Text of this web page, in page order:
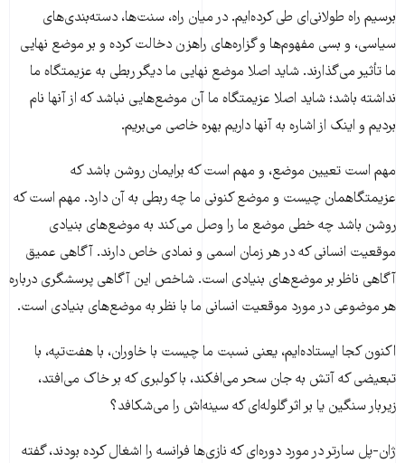
برسیم راه طولانی‌ای طی کرده‌ایم. در میان راه، سنت‌ها، دسته‌بندی‌های
سیاسی، و بسی مفهوم‌ها و گزاره‌های راهزن دخالت کرده و بر موضع نهایی
ما تأثیر می‌گذارند. شاید اصلا موضع نهایی ما دیگر ربطی به عزیمتگاه ما
نداشته باشد؛ شاید اصلا عزیمتگاه ما آن موضع‌هایی نباشد که از آنها نام
بردیم و اینک از اشاره به آنها داریم بهره خاصی می‌بریم.
مهم است تعیین موضع، و مهم است که برایمان روشن باشد که
عزیمتگاهمان چیست و موضع کنونی ما چه ربطی به آن دارد. مهم است که
روشن باشد چه خطی موضع ما را وصل می‌کند به موضع‌های بنیادی
موقعیت انسانی که در هر زمان اسمی و نمادی خاص دارند. آگاهی عمیق
آگاهی ناظر بر موضع‌های بنیادی است. شاخص این آگاهی پرسشگری درباره
هر موضوعی در مورد موقعیت انسانی ما با نظر به موضع‌های بنیادی است.
اکنون کجا ایستاده‌ایم، یعنی نسبت ما چیست با خاوران، با هفت‌تپه، با
تبعیضی که آتش به جان سحر می‌افکند، با کولبری که بر خاک می‌افتد،
زیربار سنگین یا بر اثر گلوله‌ای که سینه‌اش را می‌شکافد؟
ژان-پل سارتر در مورد دوره‌ای که نازی‌ها فرانسه را اشغال کرده بودند، گفته